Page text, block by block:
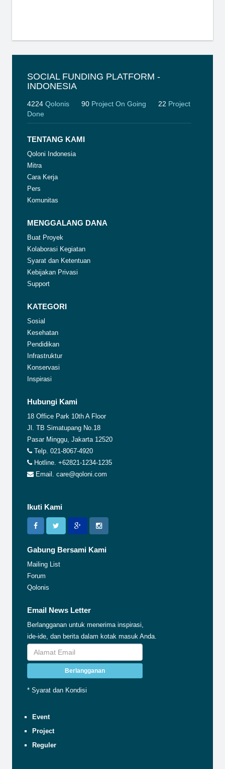
SOCIAL FUNDING PLATFORM -
INDONESIA
4224 Qolonis 90 Project On Going 22 Project
Done
TENTANG KAMI
Qoloni Indonesia
Mitra
Cara Kerja
Pers
Komunitas
MENGGALANG DANA
Buat Proyek
Kolaborasi Kegiatan
Syarat dan Ketentuan
Kebijakan Privasi
Support
KATEGORI
Sosial
Kesehatan
Pendidikan
Infrastruktur
Konservasi
Inspirasi
Hubungi Kami
18 Office Park 10th A Floor
Jl. TB Simatupang No.18
Pasar Minggu, Jakarta 12520
Telp. 021-8067-4920
Hotline. +62821-1234-1235
Email. care@qoloni.com
Ikuti Kami
Gabung Bersami Kami
Mailing List
Forum
Qolonis
Email News Letter
Berlangganan untuk menerima inspirasi,
ide-ide, dan berita dalam kotak masuk Anda.
Berlangganan
* Syarat dan Kondisi
Event
Project
Reguler